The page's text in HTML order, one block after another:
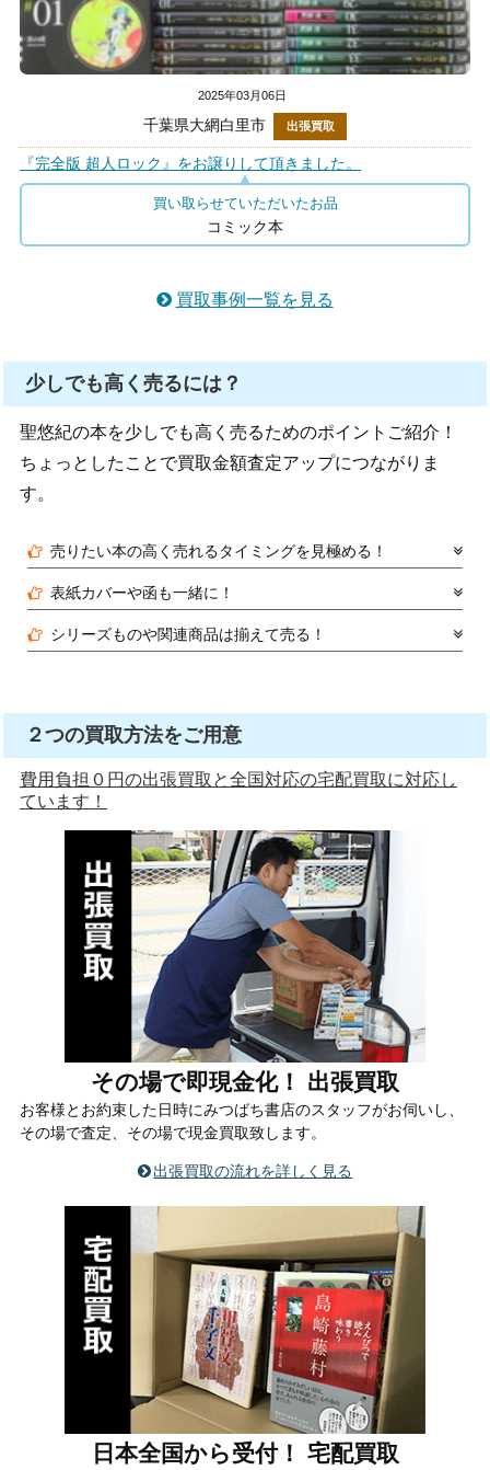
2025年03月06日
千葉県大網白里市 出張買取
『完全版 超人ロック』をお譲りして頂きました。
買い取らせていただいたお品
コミック本
買取事例一覧を見る
少しでも高く売るには？
聖悠紀の本を少しでも高く売るためのポイントご紹介！
ちょっとしたことで買取金額査定アップにつながりま
す。
売りたい本の高く売れるタイミングを見極める！
表紙カバーや函も一緒に！
シリーズものや関連商品は揃えて売る！
２つの買取方法をご用意
費用負担０円の出張買取と全国対応の宅配買取に対応し
ています！
その場で即現金化！ 出張買取
お客様とお約束した日時にみつばち書店のスタッフがお伺いし、
その場で査定、その場で現金買取致します。
出張買取の流れを詳しく見る
日本全国から受付！ 宅配買取